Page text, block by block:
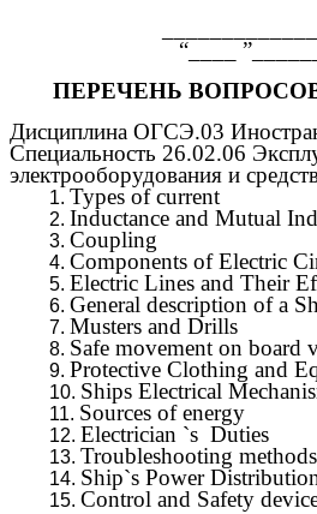
“____
ПЕРЕЧЕНЬ
Дисциплина ОГСЭ.03
Специальность 26.02.06
электрооборудования и
Types of current
Inductance and Mutual
Coupling
Components of Electric
Electric Lines and Their
General description of a
Musters and Drills
Safe movement on board
Protective Clothing and
Ships Electrical
Sources of energy
Electrician `s Duties
Troubleshooting methods
Ship`s Power
Control and Safety